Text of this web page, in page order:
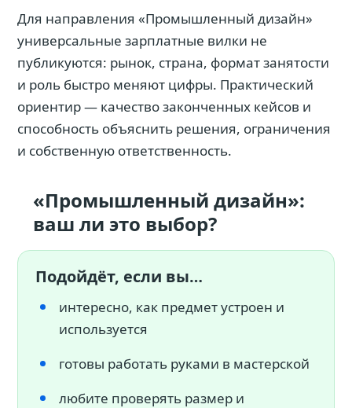
Для направления «Промышленный дизайн»
универсальные зарплатные вилки не
публикуются: рынок, страна, формат занятости
и роль быстро меняют цифры. Практический
ориентир — качество законченных кейсов и
способность объяснить решения, ограничения
и собственную ответственность.
«Промышленный дизайн»:
ваш ли это выбор?
Подойдёт, если вы…
интересно, как предмет устроен и
используется
готовы работать руками в мастерской
любите проверять размер и